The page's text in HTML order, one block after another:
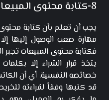
8-كتابة محتوى المبيعات وصفحات الهبوط
يجب أن تعلم بأن كتابة
مهارة صعب الوصول إليها
فكتابة محتوى المبيعات تجبر
يتخذ قرار الشراء إلا
خصائصه النفسية. أي أن
قد كتبها وفقاً لقراءته